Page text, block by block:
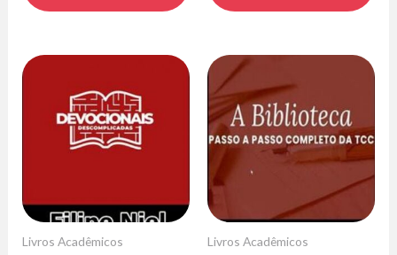
Livros Acadêmicos Livros Acadêmicos